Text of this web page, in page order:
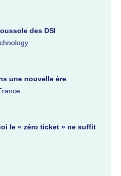
des DSI
une nouvelle ère
le « zéro ticket » ne suffit